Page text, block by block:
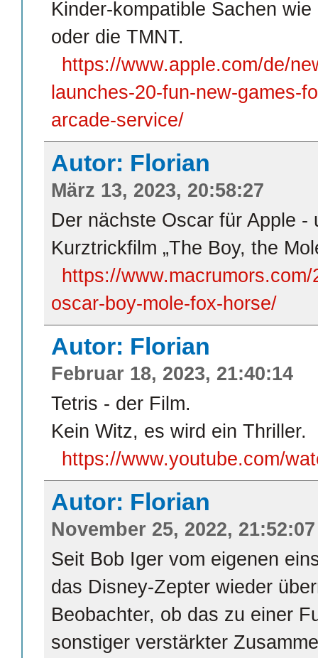
Kinder-kompatible Sachen
oder die TMNT.
https://www.apple.com/de/
launches-20-fun-new-games-
arcade-service/
Autor: Florian
März 13, 2023, 20:58:27
Der nächste Oscar für Apple
Kurztrickfilm „The Boy, the
https://
oscar-boy-mole-fox-horse/
Autor: Florian
Februar 18, 2023, 21:40:14
Tetris - der Film.
Kein Witz, es wird ein Thriller.
https://www.youtube.com/
Autor: Florian
November 25, 2022, 21:52:07
Seit Bob Iger vom eigenen
das Disney-Zepter wieder
Beobachter, ob das zu einer
sonstiger verstärkter